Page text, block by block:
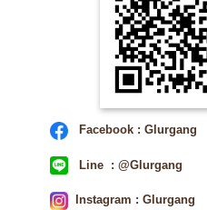
Facebook : Glurgang
Line : @Glurgang
Instagram : Glurgang